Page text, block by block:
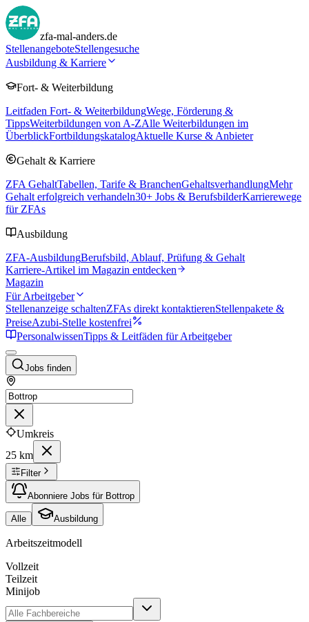
zfa-mal-anders.de
StellenangeboteStellengesuche
Ausbildung & Karriere
Fort- & Weiterbildung
Leitfaden Fort- & WeiterbildungWege, Förderung &
TippsWeiterbildungen von A-ZAlle Weiterbildungen im
ÜberblickFortbildungskatalogAktuelle Kurse & Anbieter
Gehalt & Karriere
ZFA GehaltTabellen, Tarife & BranchenGehaltsverhandlungMehr
Gehalt erfolgreich verhandeln30+ Jobs & BerufsbilderKarrierewege
für ZFAs
Ausbildung
ZFA-AusbildungBerufsbild, Ablauf, Prüfung & Gehalt
Karriere-Artikel im Magazin entdecken
Magazin
Für Arbeitgeber
Stellenanzeige schaltenZFAs direkt kontaktierenStellenpakete &
PreiseAzubi-Stelle kostenfrei
PersonalwissenTipps & Leitfäden für Arbeitgeber
Jobs finden
Umkreis
25 km
Filter
Abonniere Jobs für Bottrop
Alle Ausbildung
Arbeitszeitmodell
Vollzeit
Teilzeit
Minijob